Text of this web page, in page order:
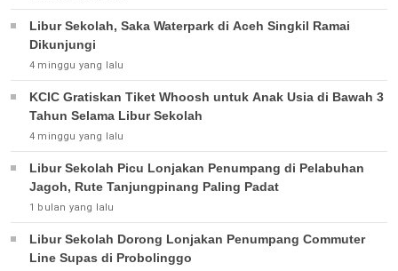
Libur Sekolah, Saka Waterpark di Aceh Singkil Ramai
Dikunjungi
4 minggu yang lalu
KCIC Gratiskan Tiket Whoosh untuk Anak Usia di Bawah 3
Tahun Selama Libur Sekolah
4 minggu yang lalu
Libur Sekolah Picu Lonjakan Penumpang di Pelabuhan
Jagoh, Rute Tanjungpinang Paling Padat
1 bulan yang lalu
Libur Sekolah Dorong Lonjakan Penumpang Commuter
Line Supas di Probolinggo